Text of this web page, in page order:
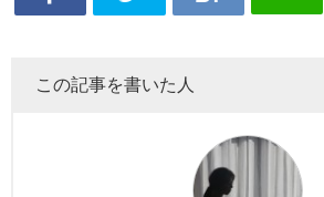
この記事を書いた人